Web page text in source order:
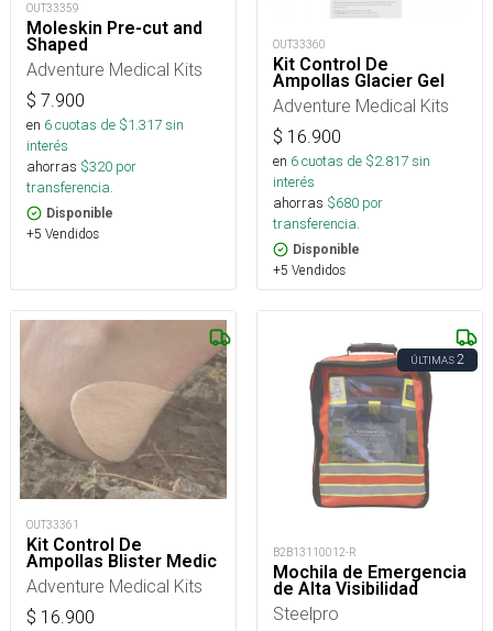
OUT33359
Moleskin Pre-cut and
Shaped
Adventure Medical Kits
$ 7.900
en 6cuotas de $1.317sin
interés
ahorras $320 por
transferencia.
Disponible
+5 Vendidos
OUT33360
Kit Control De
Ampollas Glacier Gel
Adventure Medical Kits
$ 16.900
en 6cuotas de $2.817sin
interés
ahorras $680 por
transferencia.
Disponible
+5 Vendidos
OUT33361
Kit Control De
Ampollas Blister Medic
Adventure Medical Kits
$ 16.900
ÚLTIMAS2
B2B13110012-R
Mochila de Emergencia
de Alta Visibilidad
Steelpro